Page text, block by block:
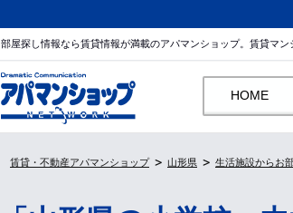
部屋探し情報なら賃貸情報が満載のアパマンショップ。賃貸マン
HOME
賃貸・不動産アパマンショップ 山形県 生活施設からお